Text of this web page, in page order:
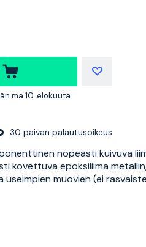
ma 10. elokuuta
30 päivän palautusoikeus
nopeasti kuivuva
kovettuva epoksiliima
useimpien muovien (ei